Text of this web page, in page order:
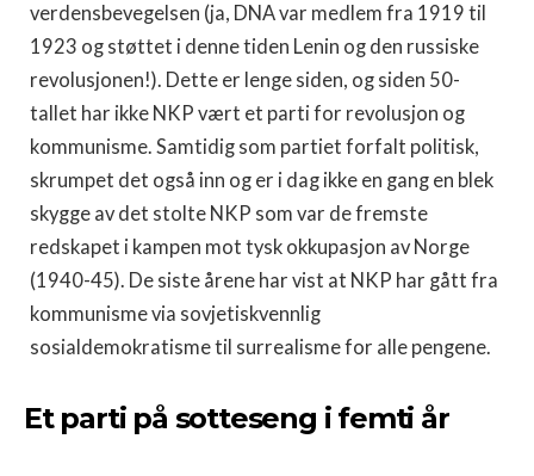
verdensbevegelsen (ja, DNA var medlem fra 1919 til
1923 og støttet i denne tiden Lenin og den russiske
revolusjonen!). Dette er lenge siden, og siden 50-
tallet har ikke NKP vært et parti for revolusjon og
kommunisme. Samtidig som partiet forfalt politisk,
skrumpet det også inn og er i dag ikke en gang en blek
skygge av det stolte NKP som var de fremste
redskapet i kampen mot tysk okkupasjon av Norge
(1940-45). De siste årene har vist at NKP har gått fra
kommunisme via sovjetiskvennlig
sosialdemokratisme til surrealisme for alle pengene.
Et parti på sotteseng i femti år